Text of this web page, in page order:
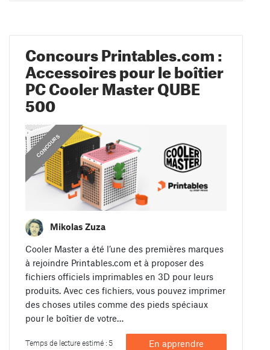
Concours Printables.com :
Accessoires pour le boîtier
PC Cooler Master QUBE
500
CONCOURS
Mikolas Zuza
Cooler Master a été l’une des premières marques
à rejoindre Printables.com et à proposer des
fichiers officiels imprimables en 3D pour leurs
produits. Avec ces fichiers, vous pouvez imprimer
des choses utiles comme des pieds spéciaux
pour le boîtier de votre…
Temps de lecture estimé : 5
En apprendre